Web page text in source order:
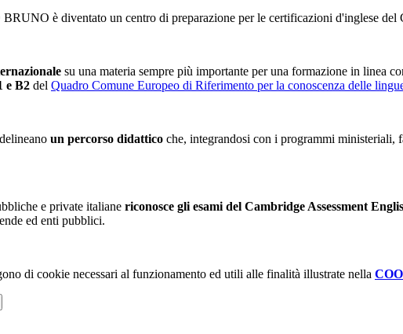
è diventato un centro di preparazione per le certificazioni d'inglese del
su una materia sempre più importante per una formazione in linea
e B2 del Quadro Comune Europeo di Riferimento per la conoscenza delle
delineano un percorso didattico che, integrandosi con i programmi ministeriali,
e private italiane riconosce gli esami del Cambridge Assessment
ed enti pubblici.
di cookie necessari al funzionamento ed utili alle finalità illustrate nella